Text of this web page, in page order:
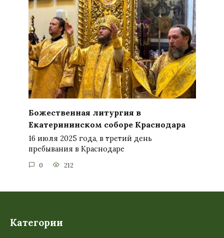
Божественная литургия в
Екатерининском соборе Краснодара
16 июля 2025 года, в третий день
пребывания в Краснодаре
0 212
Категории